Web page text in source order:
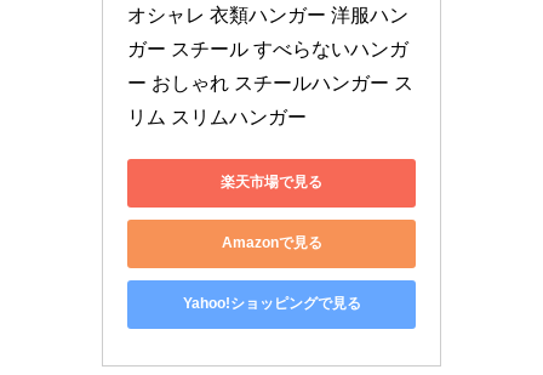
オシャレ 衣類ハンガー 洋服ハン
ガー スチール すべらないハンガ
ー おしゃれ スチールハンガー ス
リム スリムハンガー
楽天市場で見る
Amazonで見る
Yahoo!ショッピングで見る